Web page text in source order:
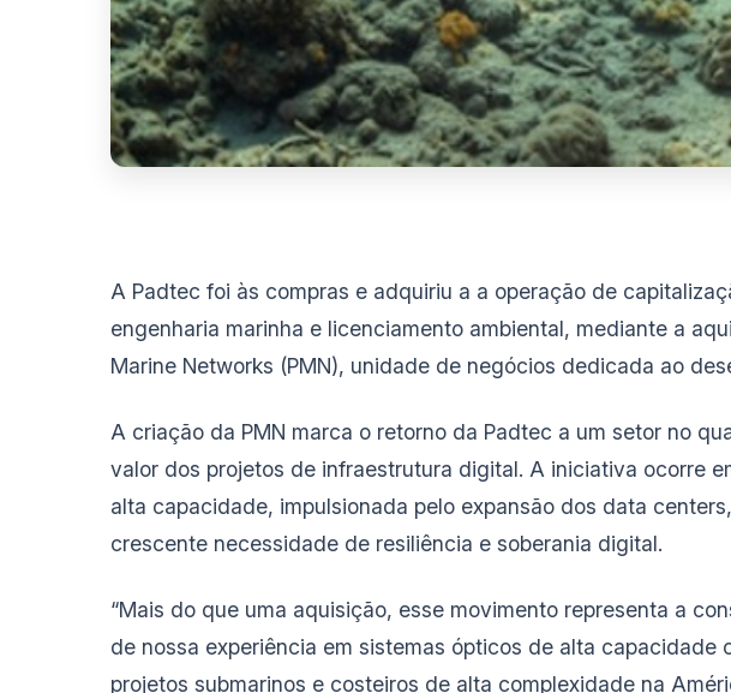
A Padtec foi às compras e adquiriu a a operação de
engenharia marinha e licenciamento ambiental, mediante a
Marine Networks (PMN), unidade de negócios dedicada ao
A criação da PMN marca o retorno da Padtec a um setor no
valor dos projetos de infraestrutura digital. A iniciativa ocorre
alta capacidade, impulsionada pelo expansão dos data
crescente necessidade de resiliência e soberania digital.
“Mais do que uma aquisição, esse movimento representa a
de nossa experiência em sistemas ópticos de alta
projetos submarinos e costeiros de alta complexidade na